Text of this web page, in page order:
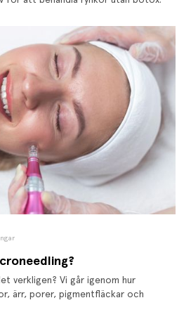
verkligen? Vi går igenom hur
ärr, porer, pigmentfläckar och